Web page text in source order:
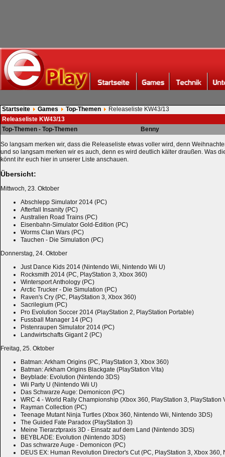
Startseite Games Top-Themen
Releaseliste KW43/13
Releaseliste KW43/13
Top-Themen - Top-Themen
Benny
So langsam merken wir, dass die Releaseliste etwas voller wird, denn
und so langsam merken wir es auch, denn es wird deutlich kälter draußen. Was
könnt ihr euch hier in unserer Liste anschauen.
Übersicht:
Mittwoch, 23. Oktober
Abschlepp Simulator 2014 (PC)
Afterfall Insanity (PC)
Australien Road Trains (PC)
Eisenbahn-Simulator Gold-Edition (PC)
Worms Clan Wars (PC)
Tauchen - Die Simulation (PC)
Donnerstag, 24. Oktober
Just Dance Kids 2014 (Nintendo Wii, Nintendo Wii U)
Rocksmith 2014 (PC, PlayStation 3, Xbox 360)
Wintersport Anthology (PC)
Arctic Trucker - Die Simulation (PC)
Raven's Cry (PC, PlayStation 3, Xbox 360)
Sacrilegium (PC)
Pro Evolution Soccer 2014 (PlayStation 2, PlayStation Portable)
Fussball Manager 14 (PC)
Pistenraupen Simulator 2014 (PC)
Landwirtschafts Gigant 2 (PC)
Freitag, 25. Oktober
Batman: Arkham Origins (PC, PlayStation 3, Xbox 360)
Batman: Arkham Origins Blackgate (PlayStation Vita)
Beyblade: Evolution (Nintendo 3DS)
Wii Party U (Nintendo Wii U)
Das Schwarze Auge: Demonicon (PC)
WRC 4 - World Rally Championship (Xbox 360, PlayStation 3, PlayStation
Rayman Collection (PC)
Teenage Mutant Ninja Turtles (Xbox 360, Nintendo Wii, Nintendo 3DS)
The Guided Fate Paradox (PlayStation 3)
Meine Tierarztpraxis 3D - Einsatz auf dem Land (Nintendo 3DS)
BEYBLADE: Evolution (Nintendo 3DS)
Das schwarze Auge - Demonicon (PC)
DEUS EX: Human Revolution Director's Cut (PC, PlayStation 3, Xbox 360,